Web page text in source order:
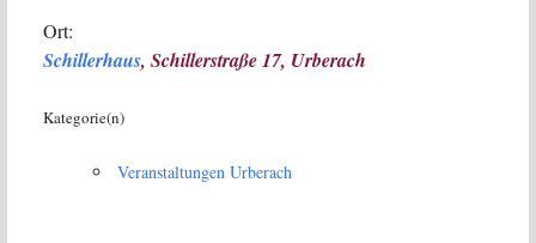
Ort:
Schillerhaus, Schillerstraße 17, Urberach
Kategorie(n)
Veranstaltungen Urberach